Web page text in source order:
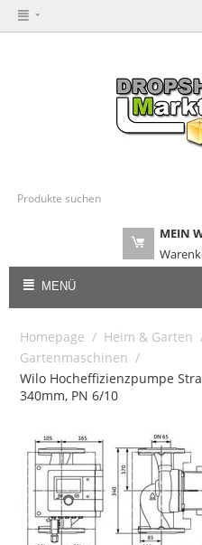
MEIN
MENÜ
Homepage / Heim & Garten
Gartenmaschinen /
Wilo Hocheffizienzpumpe
340mm, PN 6/10